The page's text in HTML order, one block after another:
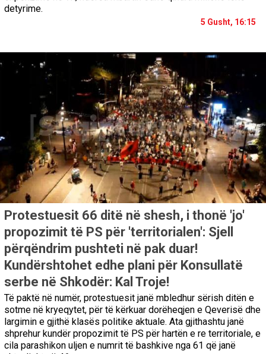
detyrime.
5 Gusht, 16:15
Protestuesit 66 ditë në shesh, i thonë 'jo'
propozimit të PS për 'territorialen': Sjell
përqëndrim pushteti në pak duar!
Kundërshtohet edhe plani për Konsullatë
serbe në Shkodër: Kal Troje!
Të paktë në numër, protestuesit janë mbledhur sërish ditën e
sotme në kryeqytet, për të kërkuar dorëheqjen e Qeverisë dhe
largimin e gjithë klasës politike aktuale. Ata gjithashtu janë
shprehur kundër propozimit të PS për hartën e re territoriale, e
cila parashikon uljen e numrit të bashkive nga 61 që janë